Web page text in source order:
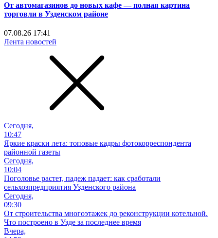
От автомагазинов до новых кафе — полная картина
торговли в Узденском районе
07.08.26 17:41
Лента новостей
Сегодня,
10:47
Яркие краски лета: топовые кадры фотокорреспондента
районной газеты
Сегодня,
10:04
Поголовье растет, падеж падает: как сработали
сельхозпредприятия Узденского района
Сегодня,
09:30
От строительства многоэтажек до реконструкции котельной.
Что построено в Узде за последнее время
Вчера,